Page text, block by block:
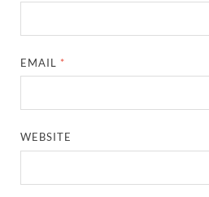
EMAIL *
WEBSITE